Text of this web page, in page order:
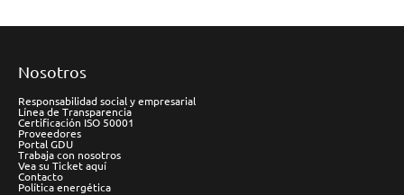
Nosotros
Responsabilidad social y empresarial
Línea de Transparencia
Certificación ISO 50001
Proveedores
Portal GDU
Trabaja con nosotros
Vea su Ticket aquí
Contacto
Política energética